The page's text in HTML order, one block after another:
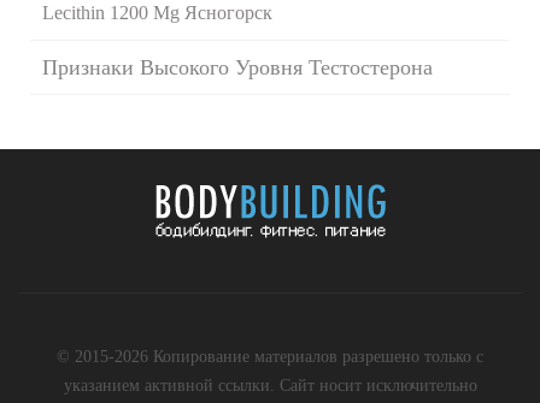
Lecithin 1200 Mg Ясногорск
Признаки Высокого Уровня Тестостерона
© 2015-2026 Копирование материалов разрешено только с
указанием активной ссылки. Сайт носит исключительно